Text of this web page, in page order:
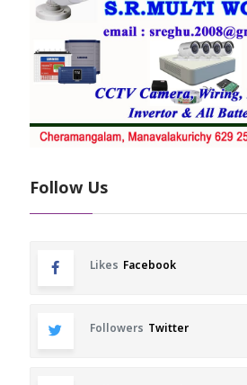
Follow Us
Likes Facebook
Followers Twitter